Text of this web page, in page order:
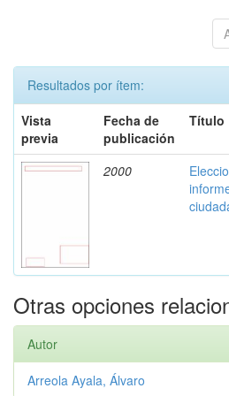
Resultados por ítem:
Vista
previa
Fecha de
publicación
Título
2000
Otras opciones
Autor
Arreola Ayala, Álvaro